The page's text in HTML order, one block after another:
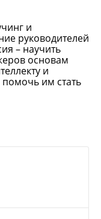
и
руководителей
– научить
основам
и
им стать